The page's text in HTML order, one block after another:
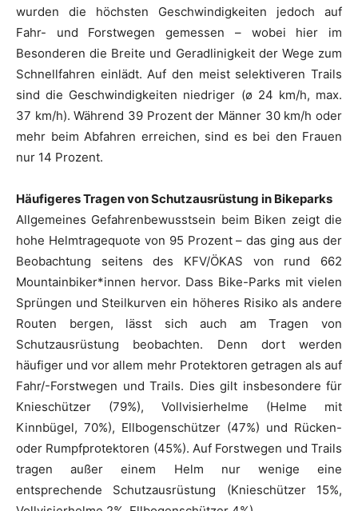
wurden die höchsten Geschwindigkeiten jedoch auf
Fahr- und Forstwegen gemessen – wobei hier im
Besonderen die Breite und Geradlinigkeit der Wege zum
Schnellfahren einlädt. Auf den meist selektiveren Trails
sind die Geschwindigkeiten niedriger (ø 24 km/h, max.
37 km/h). Während 39 Prozent der Männer 30 km/h oder
mehr beim Abfahren erreichen, sind es bei den Frauen
nur 14 Prozent.
Häufigeres Tragen von Schutzausrüstung in Bikeparks
Allgemeines Gefahrenbewusstsein beim Biken zeigt die
hohe Helmtragequote von 95 Prozent – das ging aus der
Beobachtung seitens des KFV/ÖKAS von rund 662
Mountainbiker*innen hervor. Dass Bike-Parks mit vielen
Sprüngen und Steilkurven ein höheres Risiko als andere
Routen bergen, lässt sich auch am Tragen von
Schutzausrüstung beobachten. Denn dort werden
häufiger und vor allem mehr Protektoren getragen als auf
Fahr/-Forstwegen und Trails. Dies gilt insbesondere für
Knieschützer (79%), Vollvisierhelme (Helme mit
Kinnbügel, 70%), Ellbogenschützer (47%) und Rücken-
oder Rumpfprotektoren (45%). Auf Forstwegen und Trails
tragen außer einem Helm nur wenige eine
entsprechende Schutzausrüstung (Knieschützer 15%,